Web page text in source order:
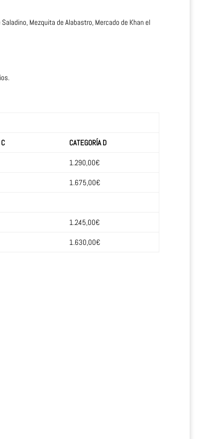
Mezquita de Alabastro, Mercado de Khan el
CATEGORÍA D
1.290,00€
1.675,00€
1.245,00€
1.630,00€